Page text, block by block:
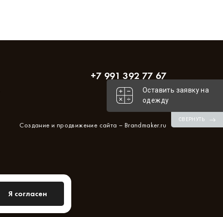
+7 991 392 77 67
Создание и продвижение сайта – Brandmaker.ru
Я согласен
Оставить заявку на
одежду
СВЕРНУТЬ